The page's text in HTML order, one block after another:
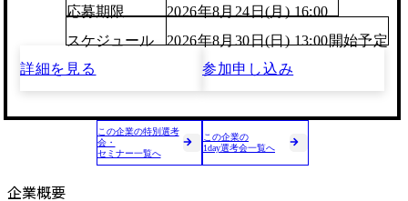
応募期限
2026年8月24日(月) 16:00
スケジュール
2026年8月30日(日) 13:00開始予定
詳細を見る
参加申し込み
この企業の特別選考
会・
セミナー一覧へ
この企業の
1day選考会一覧へ
企業概要